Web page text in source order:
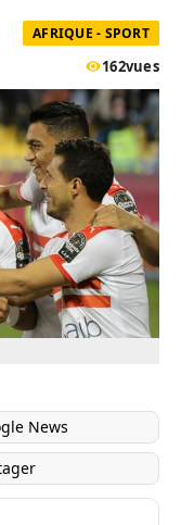
AFRIQUE - SPORT
162vues
News